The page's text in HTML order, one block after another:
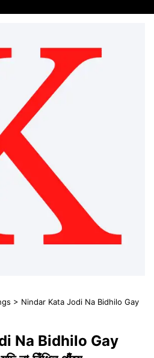
> Nindar Kata Jodi Na Bidhilo Gay
Na Bidhilo Gay